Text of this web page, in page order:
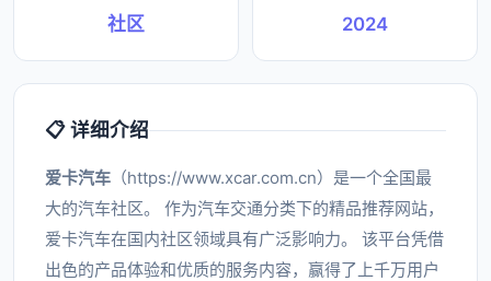
社区 2024
📋 详细介绍
爱卡汽车 （https://www.xcar.com.cn）是一个全国最
大的汽车社区。 作为汽车交通分类下的精品推荐网站，
爱卡汽车在国内社区领域具有广泛影响力。 该平台凭借
出色的产品体验和优质的服务内容，赢得了上千万用户